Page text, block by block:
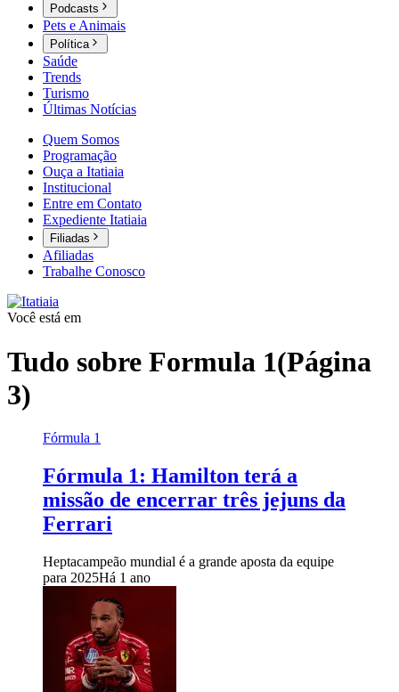
Podcasts
Pets e Animais
Política
Saúde
Trends
Turismo
Últimas Notícias
Quem Somos
Programação
Ouça a Itatiaia
Institucional
Entre em Contato
Expediente Itatiaia
Filiadas
Afiliadas
Trabalhe Conosco
Você está em
Tudo sobre Formula 1(Página
3)
Fórmula 1
Fórmula 1: Hamilton terá a
missão de encerrar três jejuns da
Ferrari
Heptacampeão mundial é a grande aposta da equipe
para 2025Há 1 ano